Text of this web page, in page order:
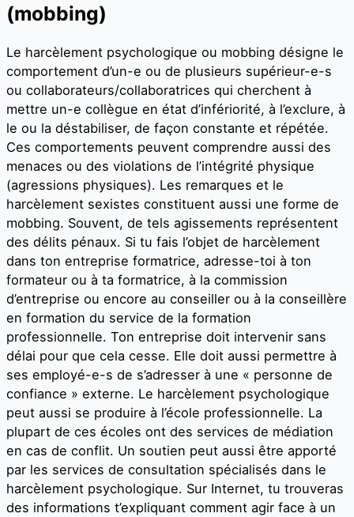
(mobbing)
Le harcèlement psychologique ou mobbing désigne le
comportement d’un-e ou de plusieurs supérieur-e-s
ou collaborateurs/collaboratrices qui cherchent à
mettre un-e collègue en état d’infériorité, à l’exclure, à
le ou la déstabiliser, de façon constante et répétée.
Ces comportements peuvent comprendre aussi des
menaces ou des violations de l’intégrité physique
(agressions physiques). Les remarques et le
harcèlement sexistes constituent aussi une forme de
mobbing. Souvent, de tels agissements représentent
des délits pénaux. Si tu fais l’objet de harcèlement
dans ton entreprise formatrice, adresse-toi à ton
formateur ou à ta formatrice, à la commission
d’entreprise ou encore au conseiller ou à la conseillère
en formation du service de la formation
professionnelle. Ton entreprise doit intervenir sans
délai pour que cela cesse. Elle doit aussi permettre à
ses employé-e-s de s’adresser à une « personne de
confiance » externe. Le harcèlement psychologique
peut aussi se produire à l’école professionnelle. La
plupart de ces écoles ont des services de médiation
en cas de conflit. Un soutien peut aussi être apporté
par les services de consultation spécialisés dans le
harcèlement psychologique. Sur Internet, tu trouveras
des informations t’expliquant comment agir face à un